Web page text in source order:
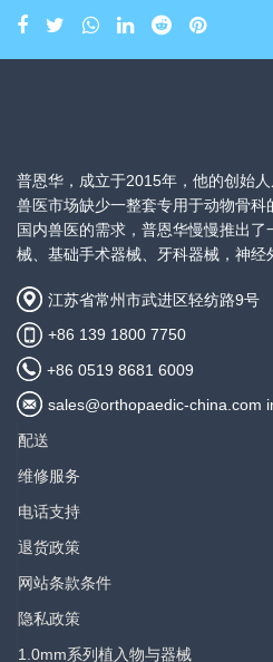
89mm
101mm
产品描述：
3.5mm 直型加压骨板
规格：
宽度10mm， 厚度
113mm
产品描述：
规格：
普恩华，成立于2015年，他的创始
兽医市场缺少一整套专用于动物骨
国内兽医的需求，普恩华慢慢推出
械、基础手术器械、牙科器械，神经
江苏省常州市武进区轻纺路9号
+86 139 1800 7750
+86 0519 8681 6009
sales@orthopaedic-china.com
配送
维修服务
电话支持
退货政策
网站条款条件
隐私政策
1.0mm系列植入物与器械